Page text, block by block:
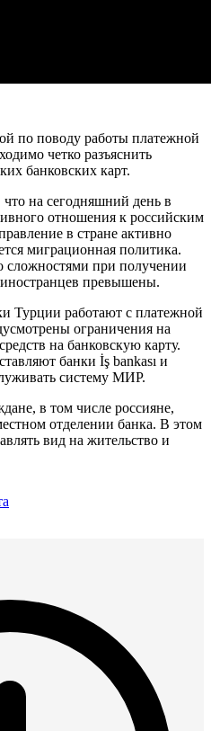
по поводу работы платежной
четко разъяснить
банковских карт.
на сегодняшний день в
отношения к российским
в стране активно
миграционная политика.
сложностями при получении
превышены.
Турции работают с платежной
ограничения на
на банковскую карту.
банки İş bankası и
систему МИР.
в том числе россияне,
отделении банка. В этом
вид на жительство и